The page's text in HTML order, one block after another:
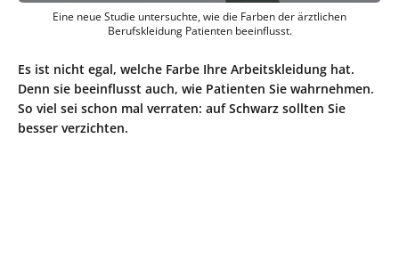
Eine neue Studie untersuchte, wie die Farben der ärztlichen
Berufskleidung Patienten beeinflusst.
Es ist nicht egal, welche Farbe Ihre Arbeitskleidung hat.
Denn sie beeinflusst auch, wie Patienten Sie wahrnehmen.
So viel sei schon mal verraten: auf Schwarz sollten Sie
besser verzichten.